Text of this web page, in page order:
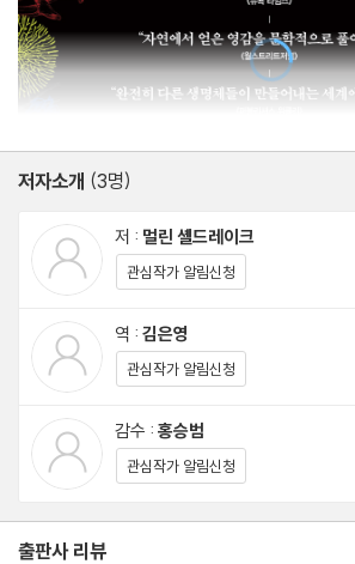
살아 있는 미로: 곰팡이가 길을 찾는 방법
지름길을 아는 곰팡이 | 곰팡이가 서로 소통
식 | 생명은 실체가 아닌 과정이다 | 여인들
| 만지지 않고도 장애물의 존재를 아는 곰팡
는 곰팡이 | 곰팡이로 컴퓨터를 만들 수 있을
이 있을까 | 열매를 따러 오는 사람이 없는 들판
낯선 자의 친밀함: 함께 뒤엉켜 진화한 미생물
공생의 발견 | 지의류와 인간 | 박테리아 진
로운 생명체가 되다 | 지의류가 다른 세계에
환경이 만들어내는 공생 관계 | 개체는 존재
바위 부스러기 사이에서
균사의 마음: 곰팡이가 우리의 마음을 조종한
곰팡이가 동물의 마음을 조종하다 | 곰팡이
저자소개 (3명)
저 : 멀린 셸드레이크
관심작가 알림신청
역 : 김은영
관심작가 알림신청
감수 : 홍승범
관심작가 알림신청
출판사 리뷰